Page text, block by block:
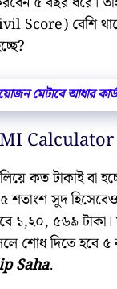
Score) বেশি
মেটাবে আধার
Calculator
কত টাকাই বা
শতাংশ সুদ
১,২০, ৫৬৯
শোধ দিতে হবে
Saha.